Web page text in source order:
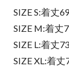
SIZE S:着丈
SIZE M:着丈
SIZE L:着丈
SIZE XL:着